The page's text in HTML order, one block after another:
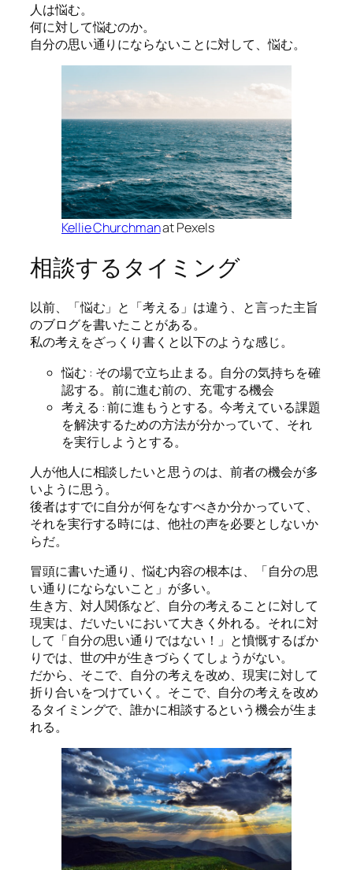
人は悩む。
何に対して悩むのか。
自分の思い通りにならないことに対して、悩む。
Kellie Churchmanat Pexels
相談するタイミング
以前、「悩む」と「考える」は違う、と言った主旨
のブログを書いたことがある。
私の考えをざっくり書くと以下のような感じ。
悩む : その場で立ち止まる。自分の気持ちを確
認する。前に進む前の、充電する機会
考える : 前に進もうとする。今考えている課題
を解決するための方法が分かっていて、それ
を実行しようとする。
人が他人に相談したいと思うのは、前者の機会が多
いように思う。
後者はすでに自分が何をなすべきか分かっていて、
それを実行する時には、他社の声を必要としないか
らだ。
冒頭に書いた通り、悩む内容の根本は、「自分の思
い通りにならないこと」が多い。
生き方、対人関係など、自分の考えることに対して
現実は、だいたいにおいて大きく外れる。それに対
して「自分の思い通りではない！」と憤慨するばか
りでは、世の中が生きづらくてしょうがない。
だから、そこで、自分の考えを改め、現実に対して
折り合いをつけていく。そこで、自分の考えを改め
るタイミングで、誰かに相談するという機会が生ま
れる。